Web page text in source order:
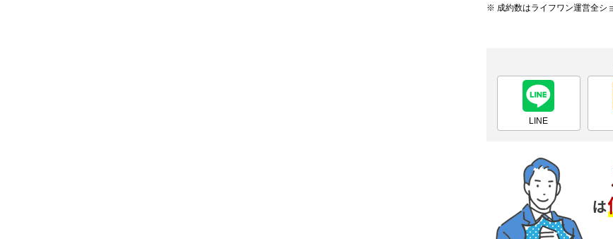
※ 成約数はライフワン運営全シ
LINE